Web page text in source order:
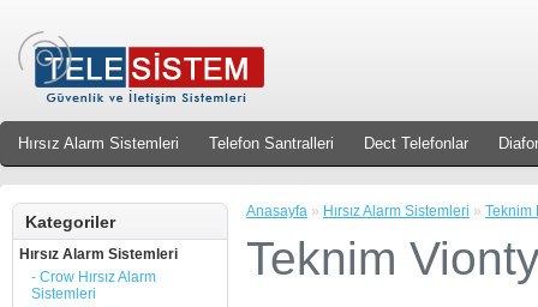
Hırsız Alarm Sistemleri Telefon Santralleri Dect Telefonlar
Kategoriler
Hırsız Alarm Sistemleri
- Crow Hırsız Alarm
Sistemleri
Anasayfa » Hırsız Alarm Sistemleri » Teknim
Teknim